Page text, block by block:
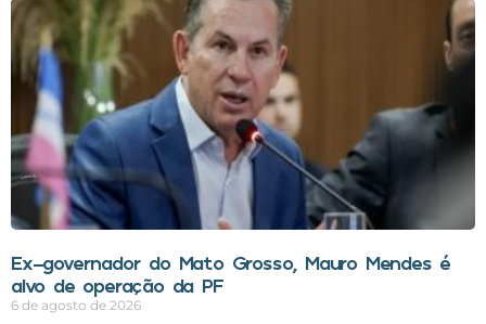
Ex-governador do Mato Grosso, Mauro Mendes é
alvo de operação da PF
6 de agosto de 2026